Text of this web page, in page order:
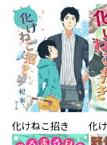
化けねこ招き